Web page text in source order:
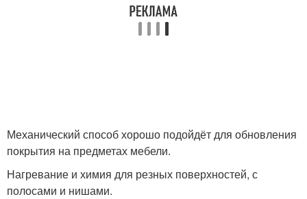
Механический способ хорошо подойдёт для обновления
покрытия на предметах мебели.
Нагревание и химия для резных поверхностей, с
полосами и нишами.